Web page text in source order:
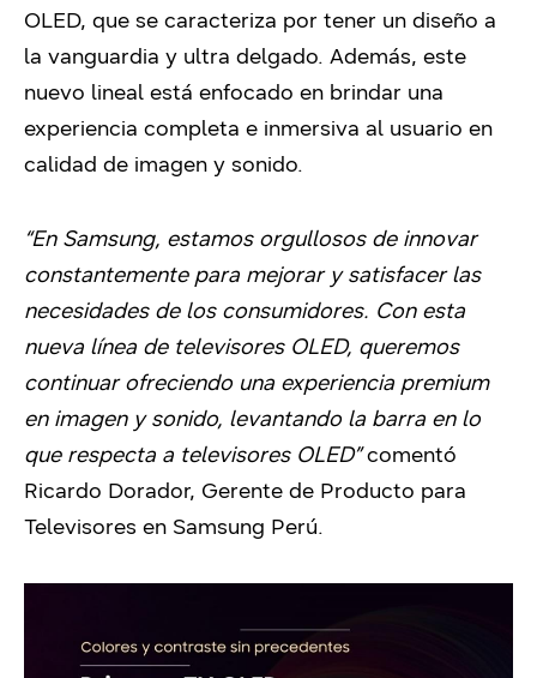
OLED, que se caracteriza por tener un diseño a
la vanguardia y ultra delgado. Además, este
nuevo lineal está enfocado en brindar una
experiencia completa e inmersiva al usuario en
calidad de imagen y sonido.
“En Samsung, estamos orgullosos de innovar
constantemente para mejorar y satisfacer las
necesidades de los consumidores. Con esta
nueva línea de televisores OLED, queremos
continuar ofreciendo una experiencia premium
en imagen y sonido, levantando la barra en lo
que respecta a televisores OLED”comentó
Ricardo Dorador, Gerente de Producto para
Televisores en Samsung Perú.